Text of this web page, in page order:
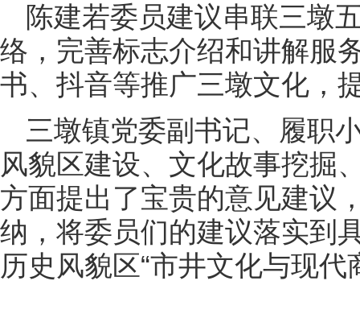
陈建若委员建议串联三墩
络，完善标志介绍和讲解服
书、抖音等推广三墩文化，
三墩镇党委副书记、履职
风貌区建设、文化故事挖掘
方面提出了宝贵的意见建议
纳，将委员们的建议落实到
历史风貌区“市井文化与现